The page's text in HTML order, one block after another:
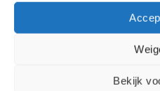
Bekijk
van 50 mm met
van zware lading. Op de
beschikbaar voor nog